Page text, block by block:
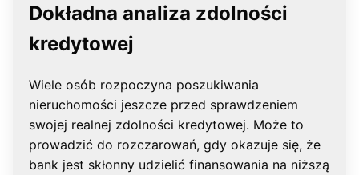
Dokładna analiza zdolności
kredytowej
Wiele osób rozpoczyna poszukiwania
nieruchomości jeszcze przed sprawdzeniem
swojej realnej zdolności kredytowej. Może to
prowadzić do rozczarowań, gdy okazuje się, że
bank jest skłonny udzielić finansowania na niższą